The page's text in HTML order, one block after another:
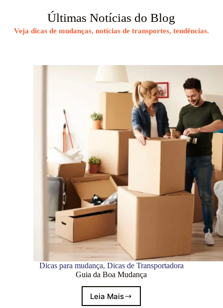
Últimas Notícias do Blog
Veja dicas de mudanças, notícias de transportes, tendências.
Dicas para mudança, Dicas de Transportadora
Guia da Boa Mudança
Leia Mais